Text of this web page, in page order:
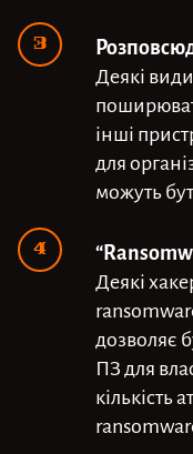
Деякі
інші
для
можуть
Деякі
дозволяє
ПЗ для
кількість